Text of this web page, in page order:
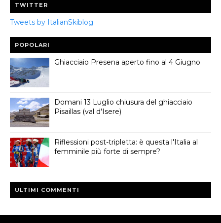
TWITTER
Tweets by ItalianSkiblog
POPOLARI
Ghiacciaio Presena aperto fino al 4 Giugno
Domani 13 Luglio chiusura del ghiacciaio
Pisaillas (val d'Isere)
Riflessioni post-tripletta: è questa l'Italia al
femminile più forte di sempre?
ULTIMI COMMENTI